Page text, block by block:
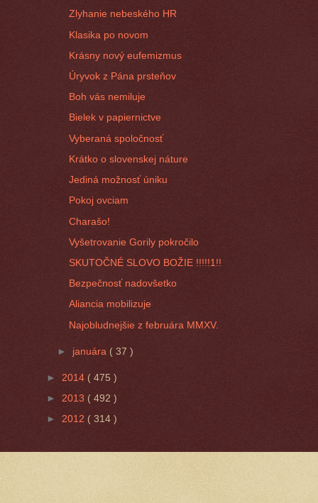
Zlyhanie nebeského HR
Klasika po novom
Krásny nový eufemizmus
Úryvok z Pána prsteňov
Boh vás nemiluje
Bielek v papiernictve
Vyberaná spoločnosť
Krátko o slovenskej náture
Jediná možnosť úniku
Pokoj ovciam
Charašo!
Vyšetrovanie Gorily pokročilo
SKUTOČNÉ SLOVO BOŽIE !!!!!1!!
Bezpečnosť nadovšetko
Aliancia mobilizuje
Najobludnejšie z februára MMXV.
► januára ( 37 )
► 2014 ( 475 )
► 2013 ( 492 )
► 2012 ( 314 )